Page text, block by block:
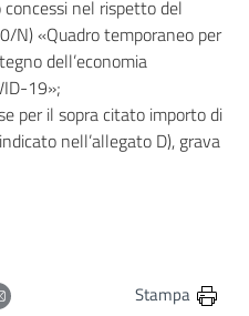
nel rispetto del
N) «Quadro temporaneo per
dell’economia
19»;
per il sopra citato importo di
nell’allegato D), grava
pagina su Facebook
questa pagina su Twitter
questa pagina su Linkedin
Condividi questa pagina via
Stampa